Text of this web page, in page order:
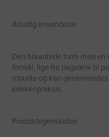
Allsidig anvendelse
Den firkantede form med
formål, lige fra bagværk til
robuste og kan
køkkenpraksis.
Produktegenskaber